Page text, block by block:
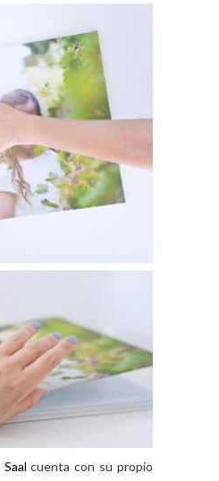
Saal cuenta con su propio